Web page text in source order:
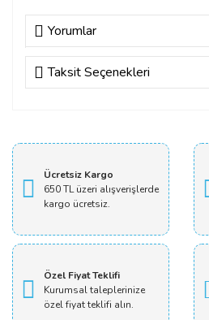
Yorumlar
Bu ürüne ilk yorumu
Taksit Seçenekleri
Ücretsiz Kargo
650 TL üzeri alışverişlerde
kargo ücretsiz.
Özel Fiyat Teklifi
Kurumsal taleplerinize
özel fiyat teklifi alın.